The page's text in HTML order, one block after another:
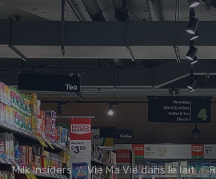
Milk Insiders Vie Ma Vie dans le lait